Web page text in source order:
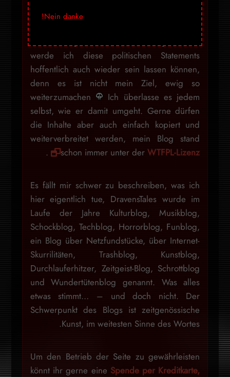
schmieren, um auf irgendwelche Weise
werde ich diese politischen Statements
hoffentlich auch wieder sein lassen können,
denn es ist nicht mein Ziel, ewig so
weiterzumachen
Ich überlasse es jedem
selbst, wie er damit umgeht. Gerne dürfen
die Inhalte aber auch einfach kopiert und
weiterverbreitet werden, mein Blog stand
schon immer unter derWTFPL-Lizenz
.
Es fällt mir schwer zu beschreiben, was ich
hier eigentlich tue, DravensTales wurde im
Laufe der Jahre Kulturblog, Musikblog,
Schockblog, Techblog, Horrorblog, Funblog,
ein Blog über Netzfundstücke, über Internet-
Skurrilitäten, Trashblog, Kunstblog,
Durchlauferhitzer, Zeitgeist-Blog, Schrottblog
und Wundertütenblog genannt. Was alles
etwas stimmt… – und doch nicht. Der
Schwerpunkt des Blogs ist zeitgenössische
Kunst, im weitesten Sinne des Wortes.
Um den Betrieb der Seite zu gewährleisten
könnt ihr gerne eine Spende per Kreditkarte,
Nein danke!